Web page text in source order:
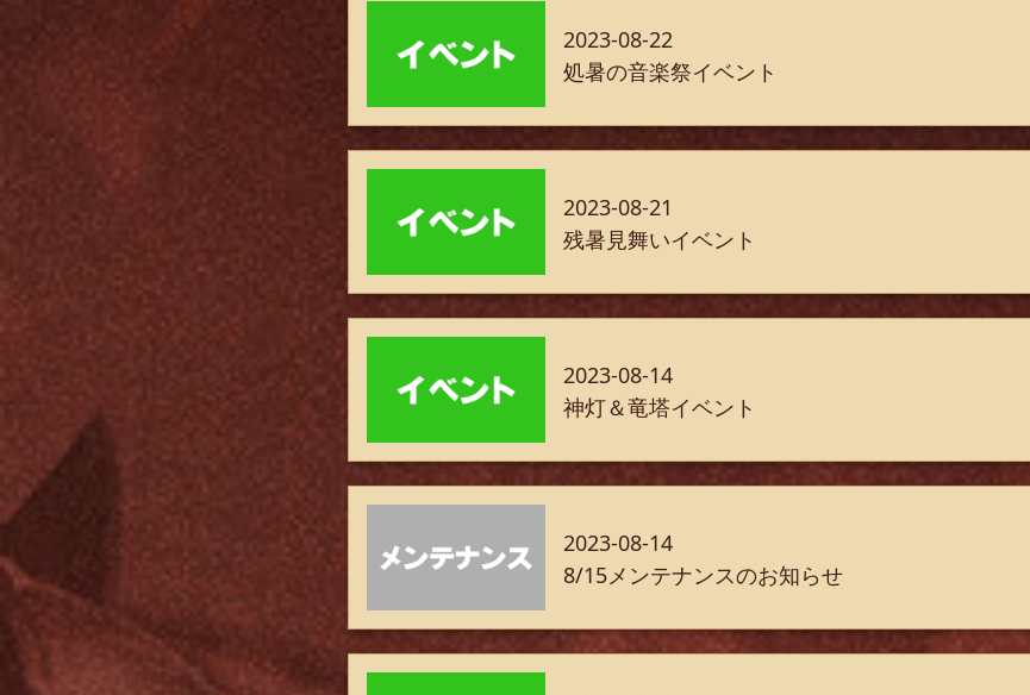
2023-08-22
処暑の音楽祭イベント
2023-08-21
残暑見舞いイベント
2023-08-14
神灯＆竜塔イベント
2023-08-14
8/15メンテナンスのお知らせ